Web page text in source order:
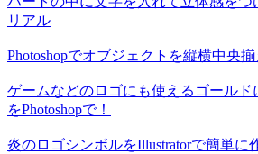
リアル
Photoshopでオブジェクトを縦横中央
ゲームなどのロゴにも使えるゴール
をPhotoshopで！
炎のロゴシンボルをIllustratorで簡単に